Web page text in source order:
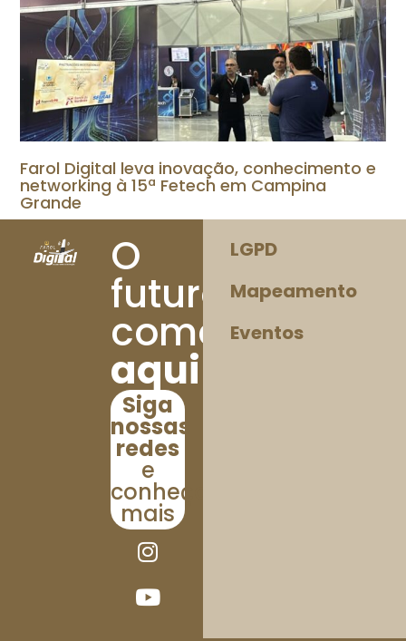
Farol Digital leva inovação, conhecimento e
networking à 15ª Fetech em Campina
Grande
O
futuro
começa
aqui!
Siga
nossas
redes
e
conheça
mais
LGPD
Mapeamento
Eventos